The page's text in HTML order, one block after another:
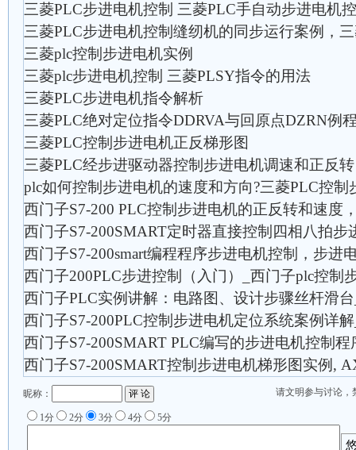
三菱PLC步进电机控制 三菱PLC手自动步进电机
三菱PLC步进电机控制缝纫机的同步运行案例，
三菱plc控制步进电机实例
三菱plc步进电机控制 三菱PLSY指令的用法
三菱PLC步进电机指令解析
三菱PLC绝对定位指令DDRVA与回原点DZRN例
三菱PLC控制步进电机正反梯形图
三菱PLC经步进驱动器控制步进电机调速和正反
plc如何控制步进电机的速度和方向?三菱PLC控制
西门子S7-200 PLC控制步进电机的正反转和速度
西门子S7-200SMART定时器直接控制四相八拍步
西门子S7-200smart编程程序步进电机控制，步进
西门子200PLC步进控制（入门）_西门子plc控制
西门子PLC实例讲解：电路图、设计步骤丝杆滑
西门子S7-200PLC控制步进电机定位系统案例详
西门子S7-200SMART PLC编写的步进电机控制程
西门子S7-200SMART控制步进电机梯形图实例,
请文明参与讨论，
昵称：
1分 2分 3分 4分 5分